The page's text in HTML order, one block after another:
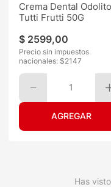
Crema Dental Odolito
Tutti Frutti 50G
$ 2599,00
Precio sin impuestos
nacionales: $2147
1
Has